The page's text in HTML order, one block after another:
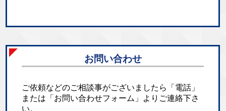
お問い合わせ
ご依頼などのご相談事がございましたら「電話」
または「お問い合わせフォーム」よりご連絡下さ
い。